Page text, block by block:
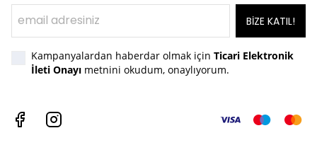
BİZE KATIL!
Kampanyalardan haberdar olmak için Ticari Elektronik
İleti Onayı metnini okudum, onaylıyorum.